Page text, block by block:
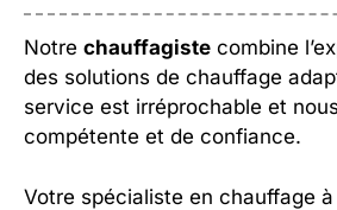
Notre chauffagistecombine
des solutions de chauffage
service est irréprochable et
compétente et de confiance.
Votre spécialiste en chauffage